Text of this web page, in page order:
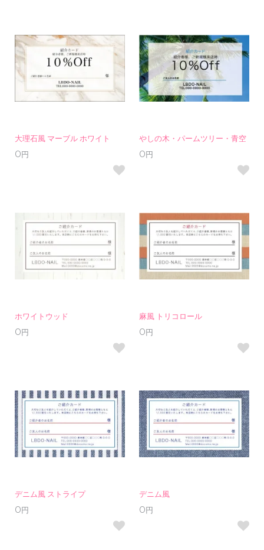
大理石風 マーブル ホワイト
0円
やしの木・パームツリー・青空
0円
ホワイトウッド
0円
麻風 トリコロール
0円
デニム風 ストライプ
0円
デニム風
0円